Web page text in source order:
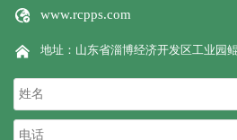
 www.rcpps.com
 地址：山东省淄博经济开发区工业园